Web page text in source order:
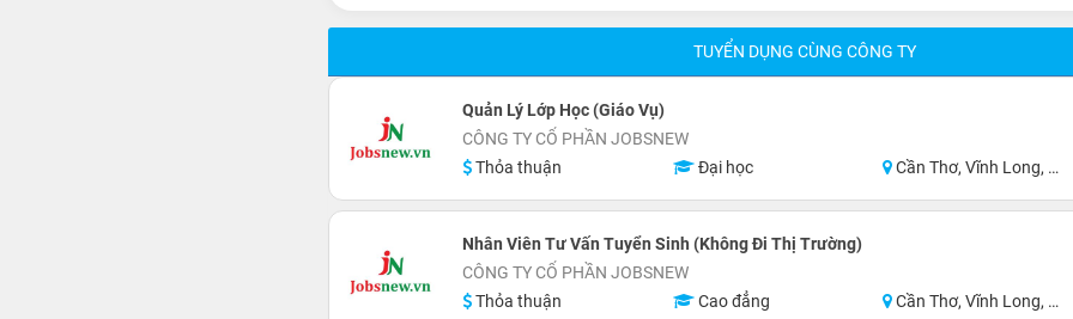
TUYỂN DỤNG CÙNG CÔNG TY
Quản Lý Lớp Học (Giáo Vụ)
CÔNG TY CỔ PHẦN JOBSNEW
Thỏa thuận
Đại học Cần Thơ, Vĩnh Long, An Giang, Hậu Giang, Sóc Trăng
Nhân Viên Tư Vấn Tuyển Sinh (Không Đi Thị Trường)
CÔNG TY CỔ PHẦN JOBSNEW
Thỏa thuận
Cao đẳng Cần Thơ, Vĩnh Long, An Giang, Hậu Giang, Sóc Trăng